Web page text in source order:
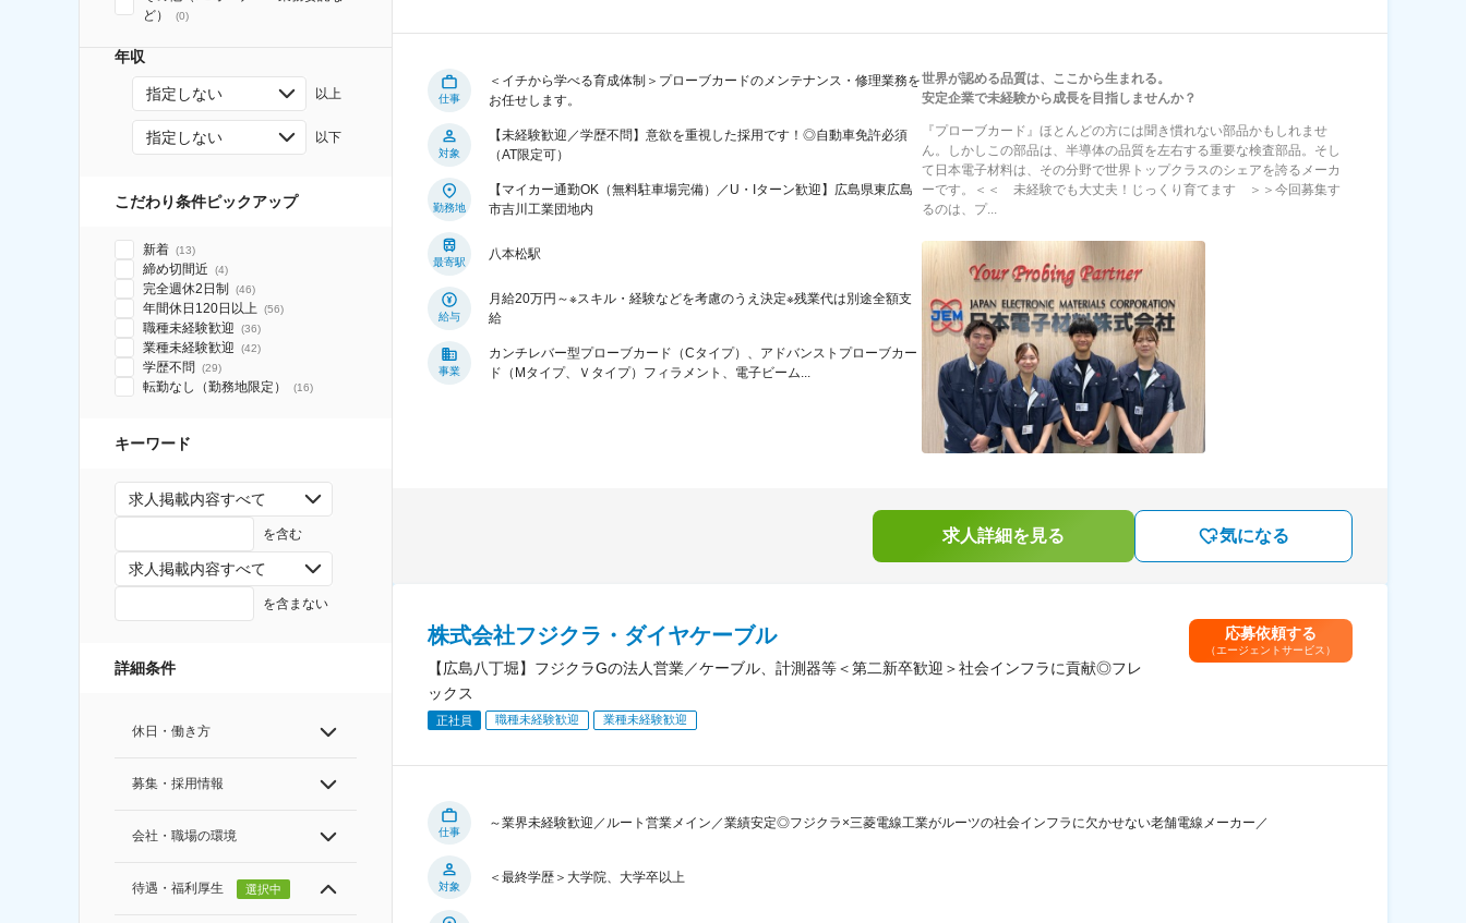
ど）
(0)
年収
指定しない 以上
指定しない 以下
こだわり条件ピックアップ
新着 (13)
締め切間近 (4)
完全週休2日制 (46)
年間休日120日以上 (56)
職種未経験歓迎 (36)
業種未経験歓迎 (42)
学歴不問 (29)
転勤なし（勤務地限定） (16)
キーワード
求人掲載内容すべて
を含む
求人掲載内容すべて
を含まない
詳細条件
休日・働き方
募集・採用情報
会社・職場の環境
待遇・福利厚生 選択中
仕事
＜イチから学べる育成体制＞プローブカードのメンテナンス・修理業務を
お任せします。
対象
【未経験歓迎／学歴不問】意欲を重視した採用です！◎自動車免許必須
（AT限定可）
勤務地
【マイカー通勤OK（無料駐車場完備）／U・Iターン歓迎】広島県東広島
市吉川工業団地内
最寄駅
八本松駅
給与
月給20万円～※スキル・経験などを考慮のうえ決定※残業代は別途全額支
給
事業
カンチレバー型プローブカード（Cタイプ）、アドバンストプローブカー
ド（Mタイプ、Ｖタイプ）フィラメント、電子ビーム...
世界が認める品質は、ここから生まれる。
安定企業で未経験から成長を目指しませんか？
『プローブカード』ほとんどの方には聞き慣れない部品かもしれませ
ん。しかしこの部品は、半導体の品質を左右する重要な検査部品。そし
て日本電子材料は、その分野で世界トップクラスのシェアを誇るメーカ
ーです。＜＜ 未経験でも大丈夫！じっくり育てます ＞＞今回募集す
るのは、プ...
求人詳細を見る 気になる
株式会社フジクラ・ダイヤケーブル
【広島八丁堀】フジクラGの法人営業／ケーブル、計測器等＜第二新卒歓迎＞社会インフラに貢献◎フレ
ックス
正社員 職種未経験歓迎 業種未経験歓迎
応募依頼する
（エージェントサービス）
仕事
～業界未経験歓迎／ルート営業メイン／業績安定◎フジクラ×三菱電線工業がルーツの社会インフラに欠かせない老舗電線メーカー／
対象
＜最終学歴＞大学院、大学卒以上